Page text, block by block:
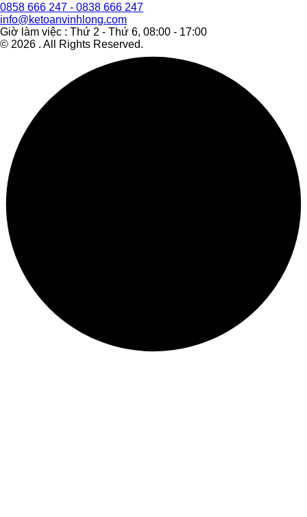
0858 666 247 - 0838 666 247
info@ketoanvinhlong.com
Giờ làm việc : Thứ 2 - Thứ 6, 08:00 - 17:00
© 2026 . All Rights Reserved.